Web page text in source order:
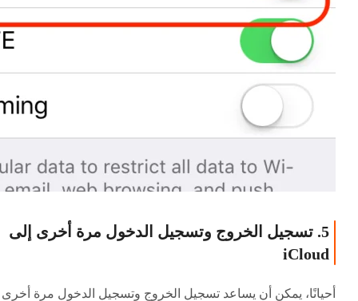
5. تسجيل الخروج وتسجيل الدخول مرة أخرى إلى
iCloud
أحيانًا، يمكن أن يساعد تسجيل الخروج وتسجيل الدخول مرة أخرى